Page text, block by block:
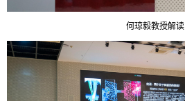
何琼毅教授解读